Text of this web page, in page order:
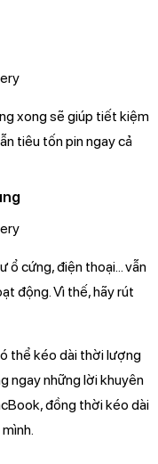
xong sẽ giúp tiết kiệm
tiêu tốn pin ngay cả
ổ cứng, điện thoại... vẫn
động. Vì thế, hãy rút
thể kéo dài thời lượng
ngay những lời khuyên
đồng thời kéo dài